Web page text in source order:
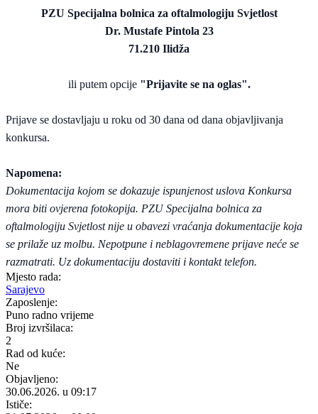
PZU Specijalna bolnica za oftalmologiju Svjetlost
Dr. Mustafe Pintola 23
71.210 Ilidža
ili putem opcije"Prijavite se na oglas".
Prijave se dostavljaju u roku od 30 dana od dana objavljivanja
konkursa.
Napomena:
Dokumentacija kojom se dokazuje ispunjenost uslova Konkursa
mora biti ovjerena fotokopija. PZU Specijalna bolnica za
oftalmologiju Svjetlost nije u obavezi vraćanja dokumentacije koja
se prilaže uz molbu. Nepotpune i neblagovremene prijave neće se
razmatrati. Uz dokumentaciju dostaviti i kontakt telefon.
Mjesto rada:
Sarajevo
Zaposlenje:
Puno radno vrijeme
Broj izvršilaca:
2
Rad od kuće:
Ne
Objavljeno:
30.06.2026. u 09:17
Ističe: